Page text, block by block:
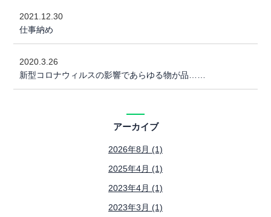
2021.12.30
仕事納め
2020.3.26
新型コロナウィルスの影響であらゆる物が品……
アーカイブ
2026年8月 (1)
2025年4月 (1)
2023年4月 (1)
2023年3月 (1)